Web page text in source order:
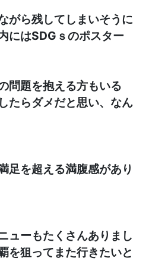
がら残してしまいそうに
にはSDGｓのポスター
問題を抱える方もいる
たらダメだと思い、なん
足を超える満腹感があり
ューもたくさんありまし
を狙ってまた行きたいと